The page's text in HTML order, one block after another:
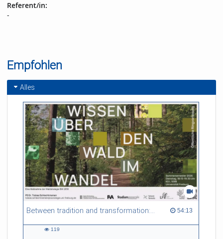
Referent/in:
-
Empfohlen
Alles
Between tradition and transformation: how owners, advisers and institutions co-create knowledge for resilient forests in Europe 54:13
54:13 duration
119